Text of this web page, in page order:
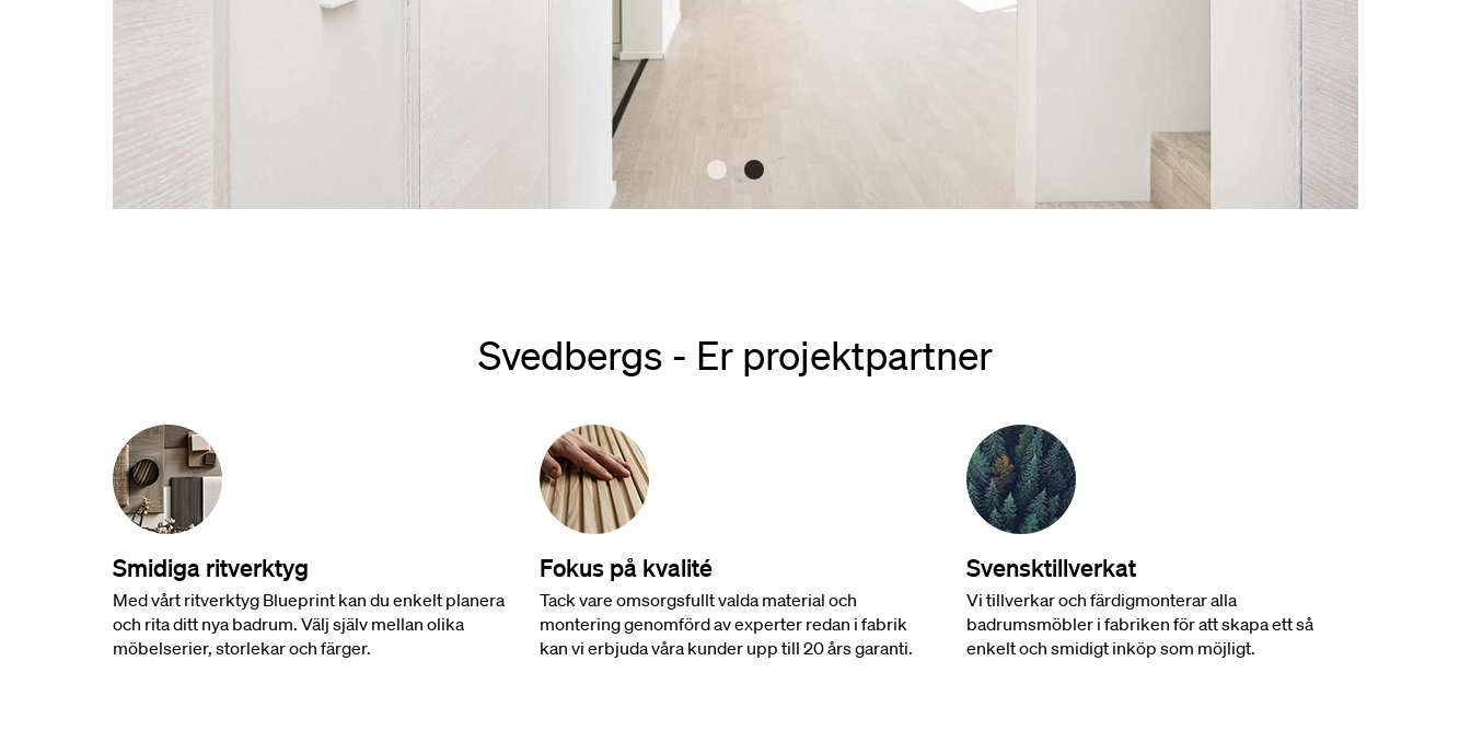
Svedbergs - Er projektpartner
Smidiga ritverktyg
Med vårt ritverktyg Blueprint kan du enkelt planera
och rita ditt nya badrum. Välj själv mellan olika
möbelserier, storlekar och färger.
Fokus på kvalité
Tack vare omsorgsfullt valda material och
montering genomförd av experter redan i fabrik
kan vi erbjuda våra kunder upp till 20 års garanti.
Svensktillverkat
Vi tillverkar och färdigmonterar alla
badrumsmöbler i fabriken för att skapa ett så
enkelt och smidigt inköp som möjligt.